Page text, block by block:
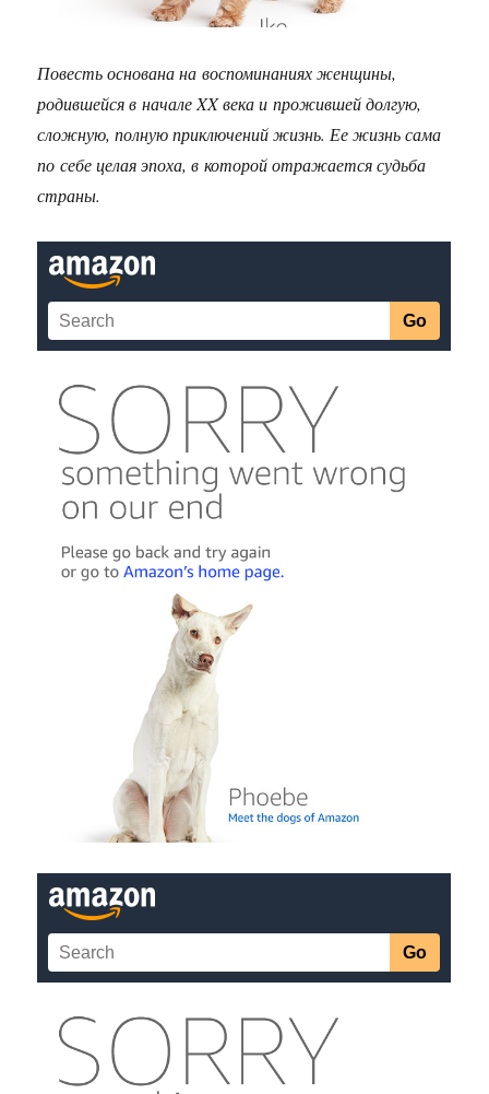
Повесть основана на воспоминаниях женщины,
родившейся в начале XX века и прожившей долгую,
сложную, полную приключений жизнь. Ее жизнь сама
по себе целая эпоха, в которой отражается судьба
страны.